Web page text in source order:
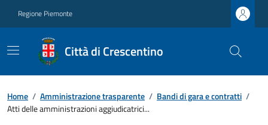
Regione Piemonte
Città di Crescentino
Home / Amministrazione trasparente / Bandi di gara e contratti /
Atti delle amministrazioni aggiudicatrici...